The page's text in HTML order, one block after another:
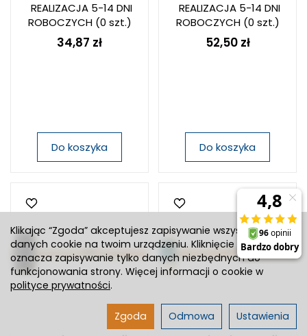
REALIZACJA 5-14 DNI
ROBOCZYCH(0 szt.)
34,87 zł
Do koszyka
REALIZACJA 5-14 DNI
ROBOCZYCH(0 szt.)
52,50 zł
Do koszyka
Klikając “Zgoda” akceptujesz zapisywanie wszystkich
danych cookie na twoim urządzeniu. Kliknięcie “Odmowa”
oznacza zapisywanie tylko danych niezbędnych do
funkcjonowania strony. Więcej informacji o cookie w
polityce prywatności.
Ustawienia
Odmowa
Zgoda